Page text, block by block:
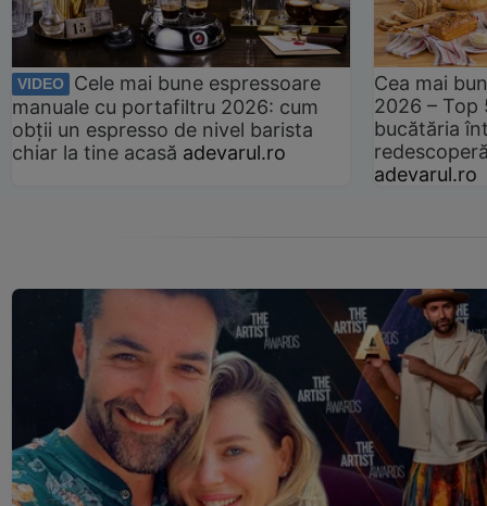
VIDEO
Cele mai bune espressoare
manuale cu portafiltru 2026: cum
obții un espresso de nivel barista
chiar la tine acasă adevarul.ro
Cea mai
2026 –
bucătăria
adevarul.ro